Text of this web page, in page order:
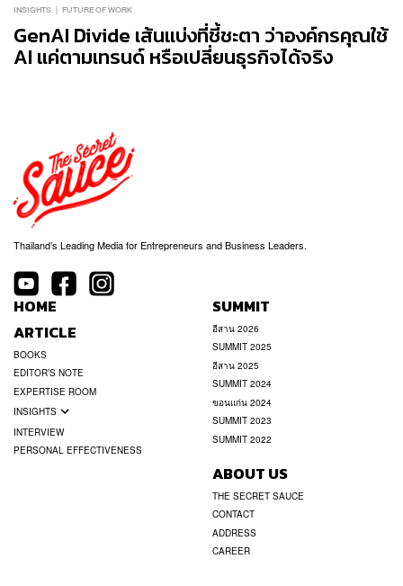
INSIGHTS FUTURE OF WORK
GenAI Divide เส้นแบ่งที่ชี้ชะตา ว่าองค์กรคุณใช้
AI แค่ตามเทรนด์ หรือเปลี่ยนธุรกิจได้จริง
Thailand’s Leading Media for Entrepreneurs and Business Leaders.
HOME
ARTICLE
BOOKS
EDITOR’S NOTE
EXPERTISE ROOM
INSIGHTS
INTERVIEW
PERSONAL EFFECTIVENESS
SUMMIT
อีสาน 2026
SUMMIT 2025
อีสาน 2025
SUMMIT 2024
ขอนแก่น 2024
SUMMIT 2023
SUMMIT 2022
ABOUT US
THE SECRET SAUCE
CONTACT
ADDRESS
CAREER